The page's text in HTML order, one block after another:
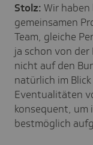
Stolz: Wir
gemeinsamen
Team, gleiche
ja schon von
nicht auf den
natürlich im
Eventualitäten
konsequent, um
bestmöglich